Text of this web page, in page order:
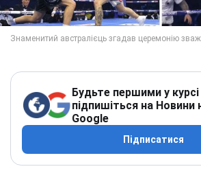
Будьте першими у
підпишіться на Новини
Google
Підписатися